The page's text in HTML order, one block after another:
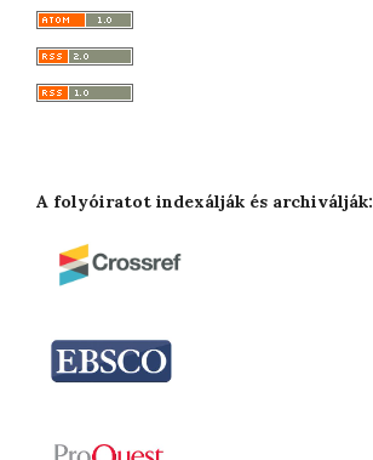
A folyóiratot indexálják és archiválják: